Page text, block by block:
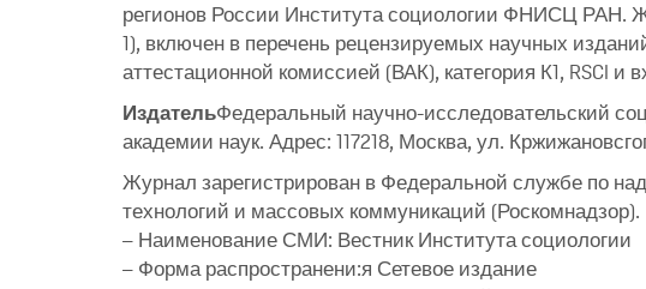
регионов России Института социологии ФНИСЦ РАН.
1), включен в перечень рецензируемых научных
аттестационной комиссией (ВАК), категория К1, RSCI
ИздательФедеральный научно-исследовательский
академии наук. Адрес: 117218, Москва, ул.
Журнал зарегистрирован в Федеральной службе по
технологий и массовых коммуникаций (Роскомнадзор).
– Наименование СМИ: Вестник Института социологии
– Форма распространени:я Сетевое издание